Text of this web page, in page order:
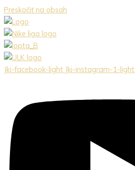
Preskočiť na obsah
Jki-facebook-light Jki-instagram-1-light